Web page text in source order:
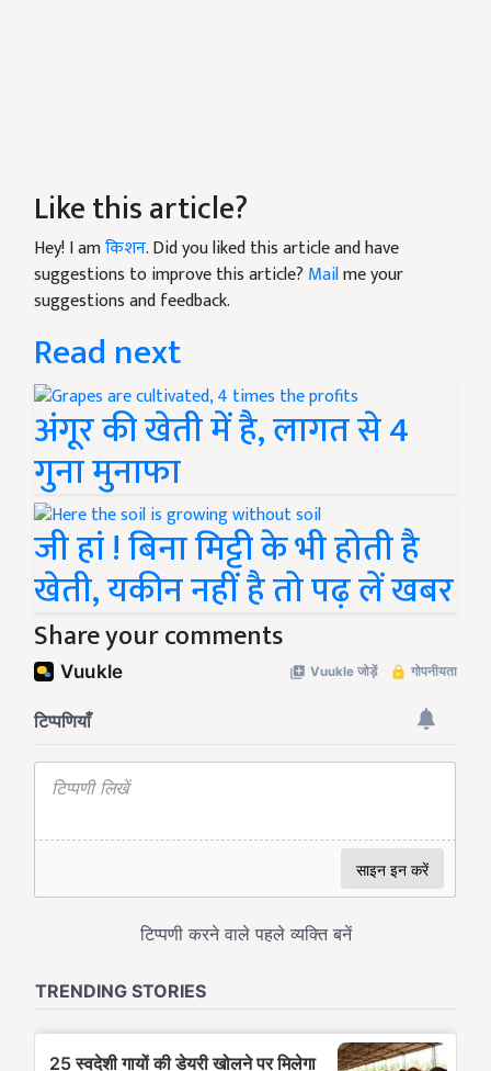
Like this article?
Hey! I amकिशन. Did you liked this article and have
suggestions to improve this article? Mailme your
suggestions and feedback.
Read next
अंगूर की खेती में है, लागत से 4
गुना मुनाफा
जी हां ! बिना मिट्टी के भी होती है
खेती, यकीन नहीं है तो पढ़ लें खबर
Share your comments